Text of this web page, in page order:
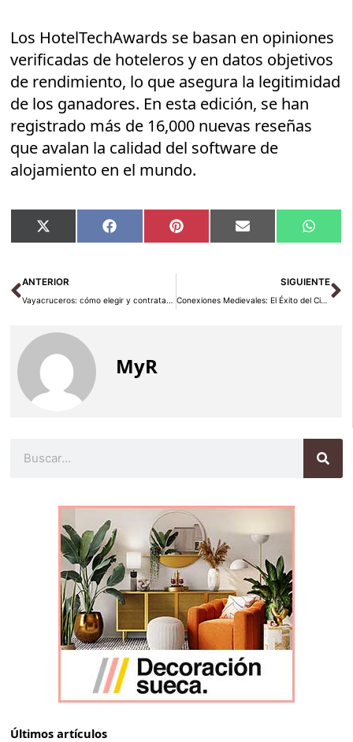
Los HotelTechAwards se basan en opiniones
verificadas de hoteleros y en datos objetivos
de rendimiento, lo que asegura la legitimidad
de los ganadores. En esta edición, se han
registrado más de 16,000 nuevas reseñas
que avalan la calidad del software de
alojamiento en el mundo.
Compartir
en
X
(Twitter)
Compartir
en
Facebook Compartir
en
Pinterest Compartir
en
Email
en
Ant
ANTERIOR
Vayacruceros: cómo elegir y contratar un crucero en 2026–2027 sin perderse entre miles de opciones
SIGUIENTE
Conexiones Medievales: El Éxito del Circuito Red en 2025
MyR
Últimos artículos